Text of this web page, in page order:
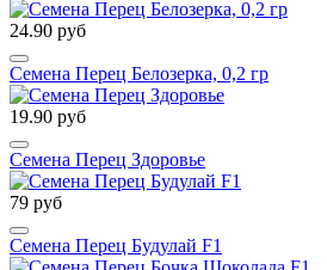
24.90 руб
Семена Перец Белозерка, 0,2 гр
19.90 руб
Семена Перец Здоровье
79 руб
Семена Перец Будулай F1